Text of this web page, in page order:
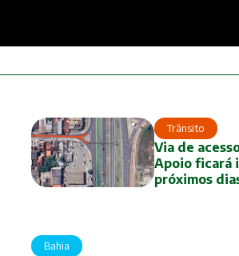
Trânsito
Via de
Apoio ficará
próximos
Bahia